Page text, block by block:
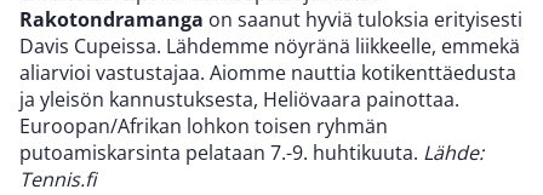
Rakotondramanga on saanut hyviä tuloksia erityisesti
Davis Cupeissa. Lähdemme nöyränä liikkeelle, emmekä
aliarvioi vastustajaa. Aiomme nauttia kotikenttäedusta
ja yleisön kannustuksesta, Heliövaara painottaa.
Euroopan/Afrikan lohkon toisen ryhmän
putoamiskarsinta pelataan 7.-9. huhtikuuta. Lähde:
Tennis.fi